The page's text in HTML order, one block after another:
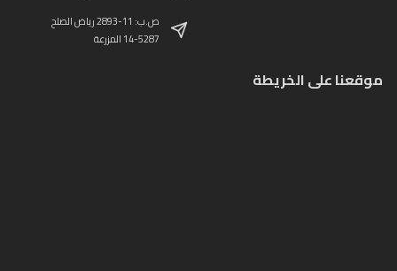
ص.ب: 11-2893 رياض الصلح
14-5287 المزرعة
موقعنا على الخريطة